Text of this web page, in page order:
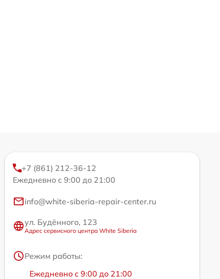
+7 (861) 212-36-12
Ежедневно с 9:00 до 21:00
info@white-siberia-repair-center.ru
ул. Будённого, 123
Адрес сервисного центра White Siberia
Режим работы:
Ежедневно с 9:00 до 21:00